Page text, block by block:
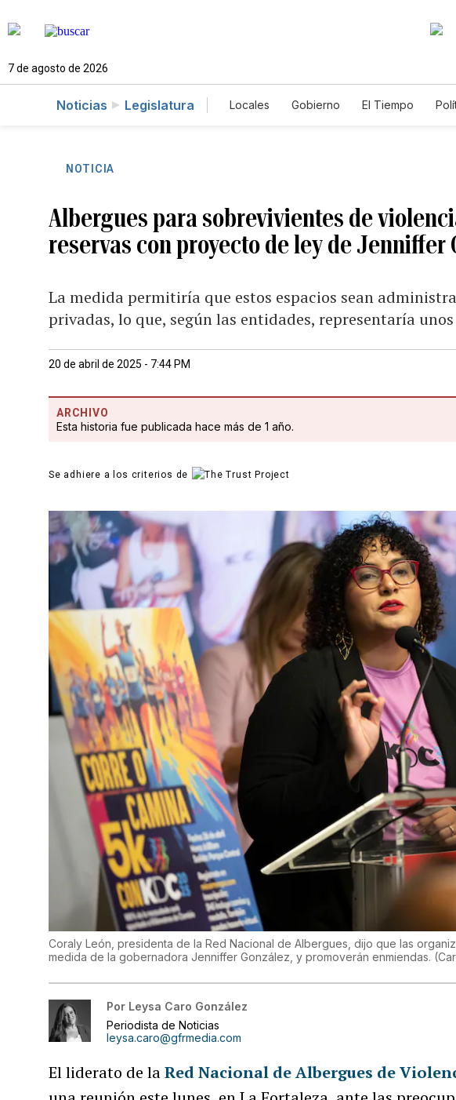
7 de agosto de 2026
Noticias Legislatura Locales Gobierno El Tiempo
NOTICIA
Albergues para sobrevivientes de
reservas con proyecto de ley de Jenniffer
La medida permitiría que estos espacios sean
privadas, lo que, según las entidades, representaría
20 de abril de 2025 - 7:44 PM
ARCHIVO
Esta historia fue publicada hace más de 1 año.
Se adhiere a los criterios de
Coraly León, presidenta de la Red Nacional de Albergues, dijo que las
medida de la gobernadora Jenniffer González, y promoverán enmiendas. (
Por Leysa Caro González
Periodista de Noticias
leysa.caro@gfrmedia.com
El liderato de laRed Nacional de Albergues de